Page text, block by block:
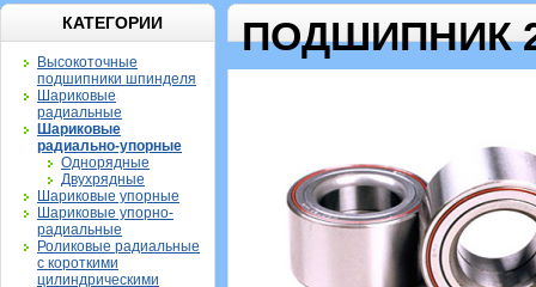
КАТЕГОРИИ
Высокоточные
подшипники шпинделя
Шариковые
радиальные
Шариковые
радиально-упорные
Однорядные
Двухрядные
Шариковые упорные
Шариковые упорно-
радиальные
Роликовые радиальные
с короткими
цилиндрическими
ПОДШИПНИК